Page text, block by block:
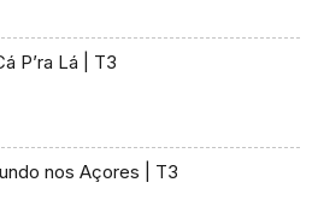
P’ra Lá | T3
nos Açores | T3